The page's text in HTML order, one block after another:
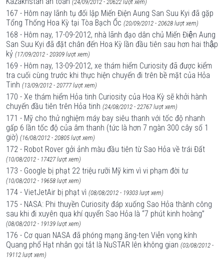
(24/09/2012 - 20622 lượt xem)
167 - Hôm nay lãnh tụ đối lập Miến Điện Aung San Suu Kyi đã gặp
Tổng Thống Hoa Kỳ tại Tòa Bạch Ốc (20/09/2012 - 20628 lượt xem)
168 - Hôm nay, 17-09-2012, nhà lãnh đạo dân chủ Miến Điện Aung
San Suu Kyi đã đặt chân đến Hoa Kỳ lần đầu tiên sau hơn hai thập
kỷ (17/09/2012 - 20309 lượt xem)
169 - Hôm nay, 13-09-2012, xe thám hiểm Curiosity đã được kiểm
tra cuối cùng trước khi thực hiện chuyến đi trên bề mặt của Hỏa
Tinh (13/09/2012 - 20777 lượt xem)
170 - Xe thám hiểm Hỏa tinh Curiosity của Hoa Kỳ sẽ khởi hành
chuyến đầu tiên trên Hỏa tinh (24/08/2012 - 22767 lượt xem)
171 - Mỹ cho thử nghiệm máy bay siêu thanh với tốc độ nhanh
gấp 6 lần tốc độ của âm thanh (tức là hơn 7 ngàn 300 cây số 1
giờ) (16/08/2012 - 20805 lượt xem)
172 - Robot Rover gởi ảnh màu đầu tiên từ Sao Hỏa về trái Đất
(10/08/2012 - 17427 lượt xem)
173 - Google bị phạt 22 triệu rưỡi Mỹ kim vì vi phạm đời tư
(10/08/2012 - 19658 lượt xem)
174 - VietJetAir bị phạt vì (08/08/2012 - 19303 lượt xem)
175 - NASA: Phi thuyền Curiosity đáp xuống Sao Hỏa thành công
sau khi đi xuyên qua khí quyển Sao Hỏa là “7 phút kinh hoàng”
(08/08/2012 - 19139 lượt xem)
176 - Cơ quan NASA đã phóng mạng ăng-ten Viễn vọng kính
Quang phổ Hạt nhân gọi tắt là NuSTAR lên không gian (03/08/2012 -
19112 lượt xem)